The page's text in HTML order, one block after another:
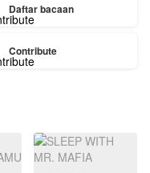
Daftar bacaan
Contribute